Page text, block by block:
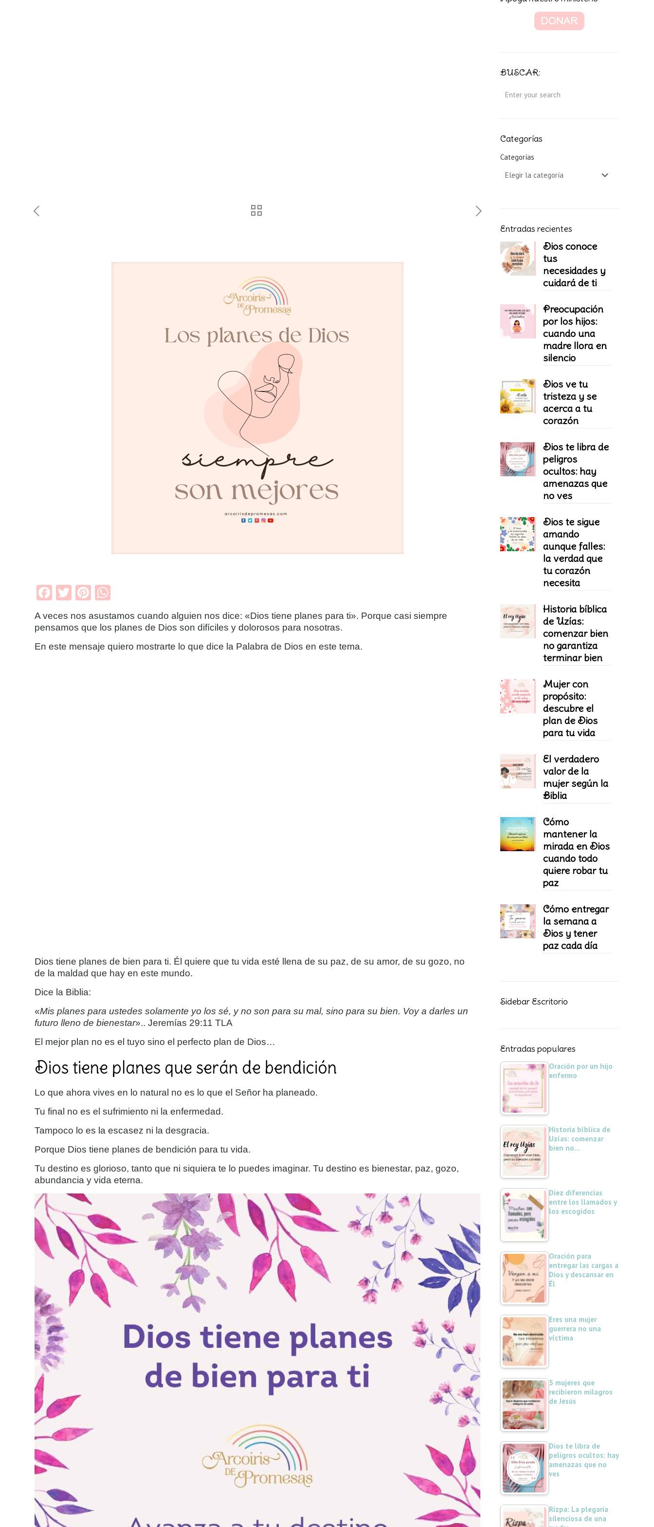
Facebook
TwitterPinterest
A veces nos asustamos cuando alguien nos dice: «Dios tiene planes para ti». Porque casi siempre
pensamos que los planes de Dios son difíciles y dolorosos para nosotras.
En este mensaje quiero mostrarte lo que dice la Palabra de Dios en este tema.
Dios tiene planes de bien para ti. Él quiere que tu vida esté llena de su paz, de su amor, de su gozo, no
de la maldad que hay en este mundo.
Dice la Biblia:
«Mis planes para ustedes solamente yo los sé, y no son para su mal, sino para su bien. Voy a darles un
futuro lleno de bienestar».. Jeremías 29:11 TLA
El mejor plan no es el tuyo sino el perfecto plan de Dios…
Dios tiene planes que serán de bendición
Lo que ahora vives en lo natural no es lo que el Señor ha planeado.
Tu final no es el sufrimiento ni la enfermedad.
Tampoco lo es la escasez ni la desgracia.
Porque Dios tiene planes de bendición para tu vida.
Tu destino es glorioso, tanto que ni siquiera te lo puedes imaginar. Tu destino es bienestar, paz, gozo,
abundancia y vida eterna.
BUSCAR:
Categorías
Categorías
Entradas recientes
Dios conoce
tus
necesidades y
cuidará de ti
Preocupación
por los hijos:
cuando una
madre llora en
silencio
Dios ve tu
tristeza y se
acerca a tu
corazón
Dios te libra de
peligros
ocultos: hay
amenazas que
no ves
Dios te sigue
amando
aunque falles:
la verdad que
tu corazón
necesita
Historia bíblica
de Uzías:
comenzar bien
no garantiza
terminar bien
Mujer con
propósito:
descubre el
plan de Dios
para tu vida
El verdadero
valor de la
mujer según la
Biblia
Cómo
mantener la
mirada en Dios
cuando todo
quiere robar tu
paz
Cómo entregar
la semana a
Dios y tener
paz cada día
Sidebar Escritorio
Entradas populares
Oración por un hijo
enfermo
Historia bíblica de
Uzías: comenzar
bien no…
Diez diferencias
entre los llamados y
los escogidos
Oración para
entregar las cargas a
Dios y descansar en
Él
Eres una mujer
guerrera no una
víctima
5 mujeres que
recibieron milagros
de Jesús
Dios te libra de
peligros ocultos: hay
amenazas que no
ves
Rizpa: La plegaria
silenciosa de una